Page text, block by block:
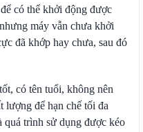
có thể khởi động được
máy vẫn chưa khởi
đã khớp hay chưa, sau đó
có tên tuổi, không nên
lượng để hạn chế tối đa
quá trình sử dụng được kéo